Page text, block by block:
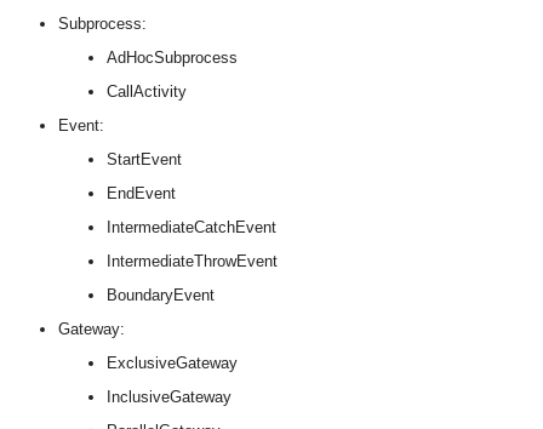
Subprocess:
AdHocSubprocess
CallActivity
Event:
StartEvent
EndEvent
IntermediateCatchEvent
IntermediateThrowEvent
BoundaryEvent
Gateway:
ExclusiveGateway
InclusiveGateway